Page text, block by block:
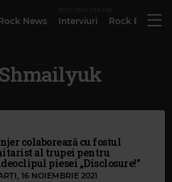
News Interviuri Rock
colaborează cu fostul
al trupei pentru
piesei „Disclosure!”
16 NOIEMBRIE 2021